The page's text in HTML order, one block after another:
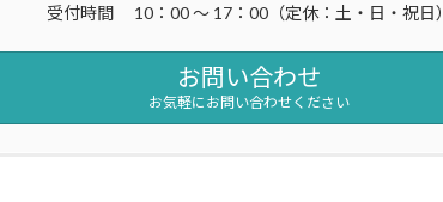
受付時間 10：00 ～ 17：00（定休：土・日・祝日）
お問い合わせ
お気軽にお問い合わせください